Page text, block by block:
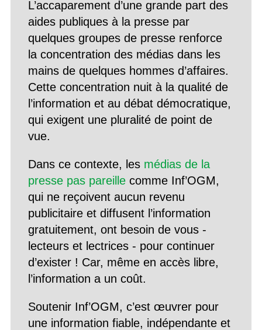
L’accaparement d’une grande part des
aides publiques à la presse par
quelques groupes de presse renforce
la concentration des médias dans les
mains de quelques hommes d’affaires.
Cette concentration nuit à la qualité de
l’information et au débat démocratique,
qui exigent une pluralité de point de
vue.
Dans ce contexte, les médias de la
presse pas pareillecomme Inf’OGM,
qui ne reçoivent aucun revenu
publicitaire et diffusent l’information
gratuitement, ont besoin de vous -
lecteurs et lectrices - pour continuer
d’exister ! Car, même en accès libre,
l’information a un coût.
Soutenir Inf’OGM, c’est œuvrer pour
une information fiable, indépendante et